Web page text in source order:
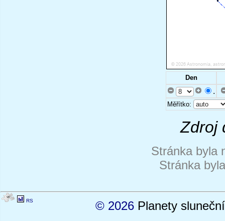
Den
.
Měřítko:
Zdroj
Stránka byla
Stránka
RS © 2026 Planety